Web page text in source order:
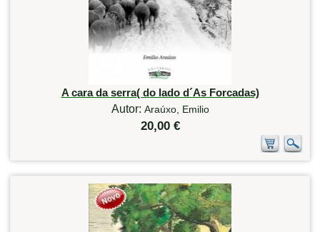
A cara da serra( do lado d´As Forcadas)
Autor: Araúxo, Emilio
20,00 €